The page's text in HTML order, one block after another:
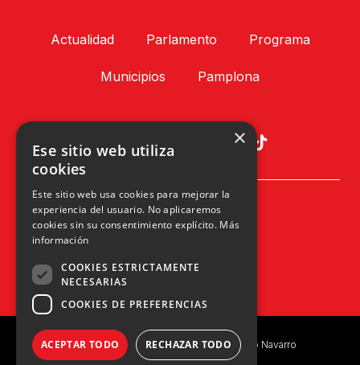
Actualidad Parlamento Programa
Municipios Pamplona
Plaza Príncipe de Viana, 1, 4º
31002 Pamplona, Navarra
Copyright © 2023 UPN | Unión del Pueblo Navarro
×
Ese sitio web utiliza
cookies
Este sitio web usa cookies para mejorar la
experiencia del usuario. No aplicaremos
cookies sin su consentimiento explícito. Más
información
COOKIES ESTRICTAMENTE
NECESARIAS
COOKIES DE PREFERENCIAS
ACEPTAR TODO RECHAZAR TODO